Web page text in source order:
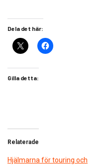
Dela det här:
Gilla detta:
Relaterade
Hjälmarna för touring och